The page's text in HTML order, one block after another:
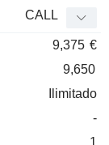
CALL
9,375 €
9,650
Ilimitado
-